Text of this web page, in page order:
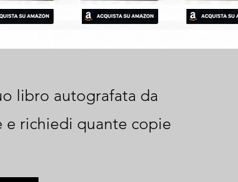
libro autografata da
e richiedi quante copie